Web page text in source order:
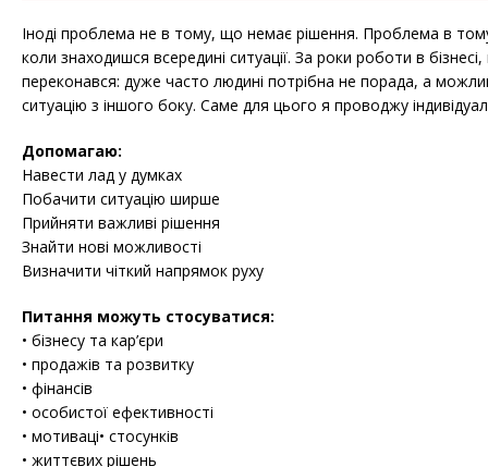
Іноді проблема не в тому, що немає рішення. Проблема в
коли знаходишся всередині ситуації. За роки роботи в
переконався: дуже часто людині потрібна не порада, а
ситуацію з іншого боку. Саме для цього я проводжу
Допомагаю:
Навести лад у думках
Побачити ситуацію ширше
Прийняти важливі рішення
Знайти нові можливості
Визначити чіткий напрямок руху
Питання можуть стосуватися:
• бізнесу та кар’єри
• продажів та розвитку
• фінансів
• особистої ефективності
• мотиваці• стосунків
• життєвих рішень